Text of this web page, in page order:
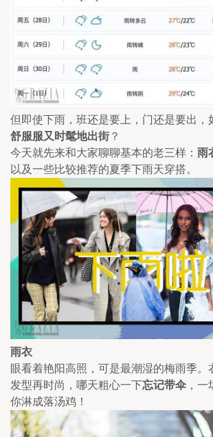
但即使下雨，班还是要上，门还是要出，
舒服服又时髦地出街 ？
今天就先来和大家聊聊基本的老三样： 雨
以及一些比较推荐的夏季下雨天穿搭。
雨衣
眼看着艳阳高照，可是最潮湿的梅雨季。
发型再时尚，哪天粗心一下忘记带伞 ，
你淋成落汤鸡！